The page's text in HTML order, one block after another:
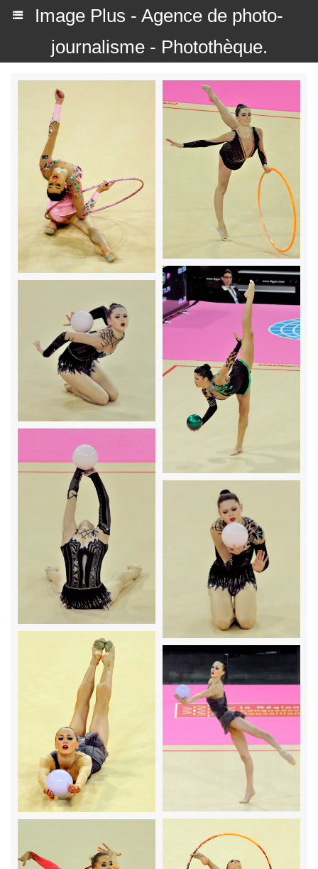
Image Plus - Agence de photo-
journalisme - Photothèque.